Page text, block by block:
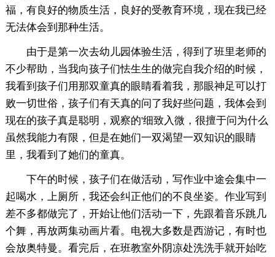
福，有良好的物质生活，良好的受教育环境，现在我已经
无法体会到那种生活。
由于是第一次去幼儿园体验生活，得到了班里老师的
不少帮助，当我向孩子们怯生生的做完自我介绍的时候，
我看到孩子们用那双童真的眼睛看着我，那眼神足可以打
败一切世俗，孩子们有天真的问了我好些问题，我体会到
现在的孩子真是聪明，观察的'细致入微，很擅于问为什么
虽然我能力有限，但是在她们一双渴望一双知识的眼睛
里，我看到了她们的童真。
下午的时候，孩子们在做活动，写作业中途会集中一
起喝水，上厕所，我还会纠正他们的不良坐姿。作业写到
差不多都做完了，开始让他们活动一下，先跟着音乐跳几
个舞，再放两集动画片看。电视大多数是西游记，有时也
会放奥特曼。看完后，在班教室外阴凉处洗洗手就开始吃